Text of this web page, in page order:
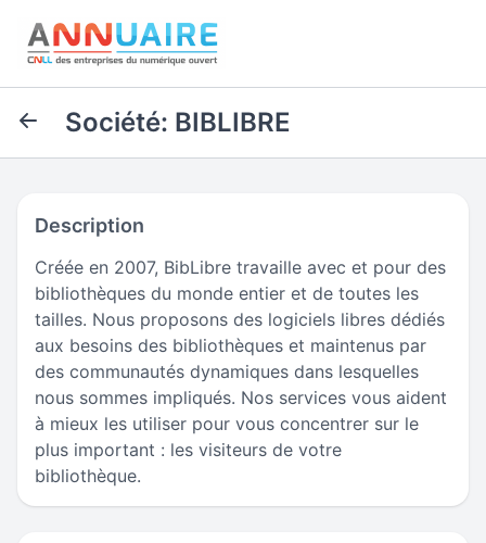
Société: BIBLIBRE
Description
Créée en 2007, BibLibre travaille avec et pour des
bibliothèques du monde entier et de toutes les
tailles. Nous proposons des logiciels libres dédiés
aux besoins des bibliothèques et maintenus par
des communautés dynamiques dans lesquelles
nous sommes impliqués. Nos services vous aident
à mieux les utiliser pour vous concentrer sur le
plus important : les visiteurs de votre
bibliothèque.